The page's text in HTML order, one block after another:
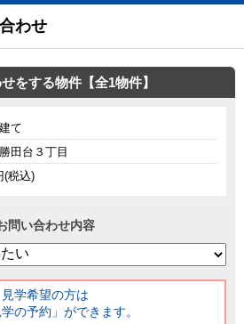
わせ
をする物件【全1物件】
て
田台３丁目
(税込)
問い合わせ内容
見学希望の方は
学の予約」ができます。